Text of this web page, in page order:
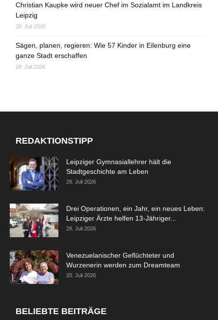
Christian Kaupke wird neuer Chef im Sozialamt im Landkreis
Leipzig
28. Juli 2026
Sägen, planen, regieren: Wie 57 Kinder in Eilenburg eine
ganze Stadt erschaffen
28. Juli 2026
REDAKTIONSTIPP
Leipziger Gymnasiallehrer hält die
Stadtgeschichte am Leben
28. Juli 2026
Drei Operationen, ein Jahr, ein neues Leben:
Leipziger Ärzte helfen 13-Jähriger...
28. Juli 2026
Venezuelanischer Geflüchteter und
Wurzenerin werden zum Dreamteam
20. Juli 2026
BELIEBTE BEITRÄGE